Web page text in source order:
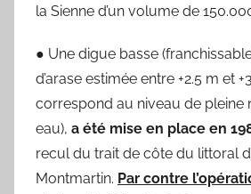
la Sienne d’un volume de
● Une digue basse
d’arase estimée entre +2.5 m et
correspond au niveau de pleine
eau), a été mise en place en
recul du trait de côte du littoral
Montmartin. Par contre